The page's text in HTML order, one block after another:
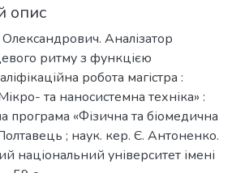
опис
Аналізатор
ритму з функцією
робота магістра :
та наносистемна техніка» :
програма «Фізична та біомедична
; наук. кер. Є. Антоненко.
національний університет імені